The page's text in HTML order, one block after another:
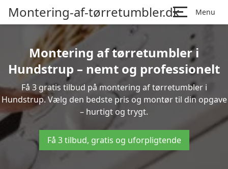
Montering-af-tørretumbler.dk Menu
Montering af tørretumbler i
Hundstrup – nemt og professionelt
Få 3 gratis tilbud på montering af tørretumbler i
Hundstrup. Vælg den bedste pris og montør til din opgave
– hurtigt og trygt.
Få 3 tilbud, gratis og uforpligtende